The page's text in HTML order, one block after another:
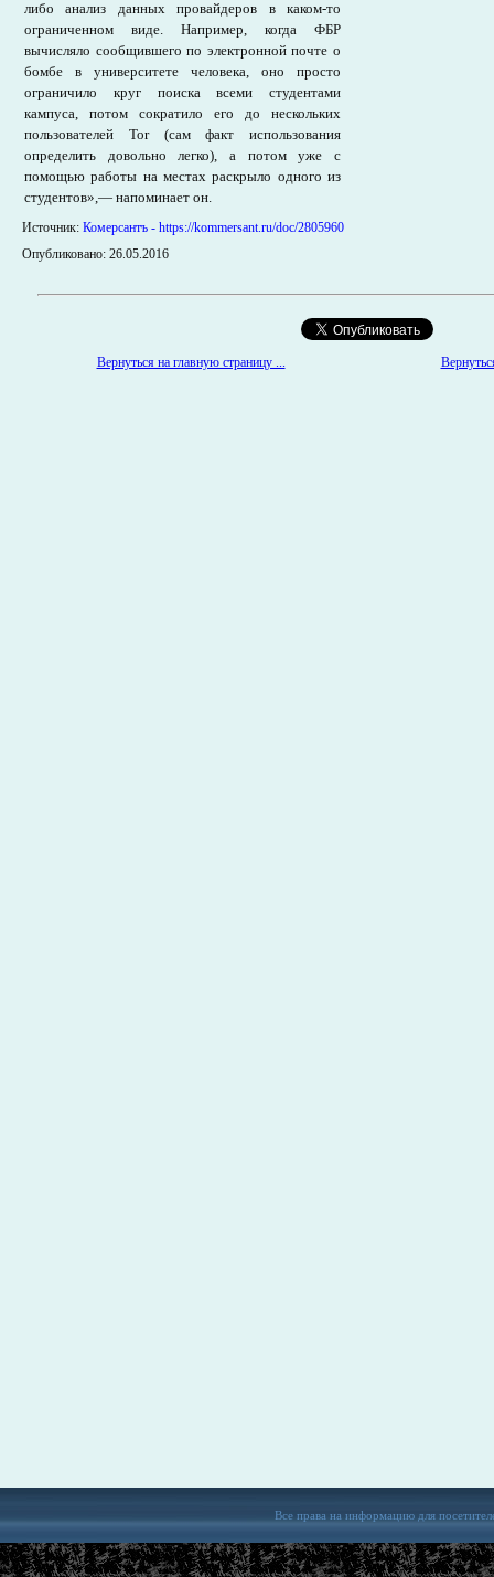
либо анализ данных провайдеров в каком-то
ограниченном виде. Например, когда ФБР
вычисляло сообщившего по электронной почте о
бомбе в университете человека, оно просто
ограничило круг поиска всеми студентами
кампуса, потом сократило его до нескольких
пользователей Tor (сам факт использования
определить довольно легко), а потом уже с
помощью работы на местах раскрыло одного из
студентов»,— напоминает он.
Источник: Комерсантъ - https://kommersant.ru/doc/2805960
Опубликовано: 26.05.2016
Все права на информацию для